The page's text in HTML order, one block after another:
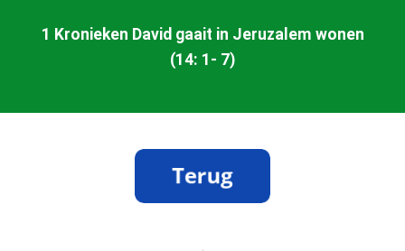
1 Kronieken David gaait in Jeruzalem wonen
(14: 1- 7)